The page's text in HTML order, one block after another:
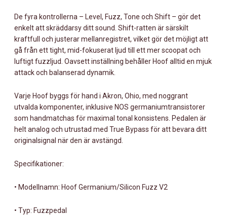
De fyra kontrollerna – Level, Fuzz, Tone och Shift – gör det
enkelt att skräddarsy ditt sound. Shift-ratten är särskilt
kraftfull och justerar mellanregistret, vilket gör det möjligt att
gå från ett tight, mid-fokuserat ljud till ett mer scoopat och
luftigt fuzzljud. Oavsett inställning behåller Hoof alltid en mjuk
attack och balanserad dynamik.
Varje Hoof byggs för hand i Akron, Ohio, med noggrant
utvalda komponenter, inklusive NOS germaniumtransistorer
som handmatchas för maximal tonal konsistens. Pedalen är
helt analog och utrustad med True Bypass för att bevara ditt
originalsignal när den är avstängd.
Specifikationer:
• Modellnamn: Hoof Germanium/Silicon Fuzz V2
• Typ: Fuzzpedal